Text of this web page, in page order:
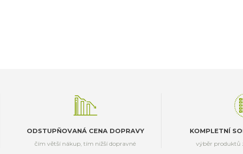
ODSTUPŇOVANÁ CENA DOPRAVY
čím větší nákup, tím nižší dopravné
KOMPLETNÍ
výběr produktů